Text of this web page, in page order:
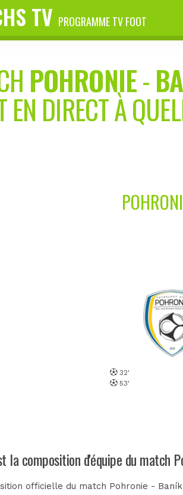
TV PROGRAMME TV FOOT
POHRONIE-
EN DIRECT À
32'
53'
la composition d'équipe du match
officielle du match Pohronie -